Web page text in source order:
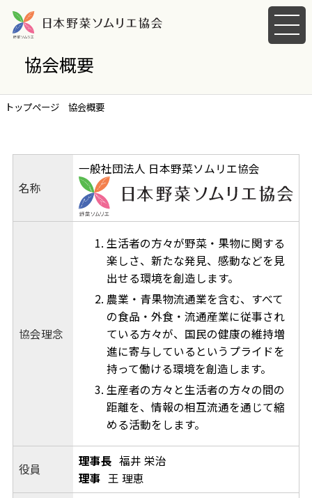
メ
ニ
協会概要
トップページ 協会概要
名称
一般社団法人 日本野菜ソムリエ協会
協会理念
生活者の方々が野菜・果物に関する
楽しさ、新たな発見、感動などを見
出せる環境を創造します。
農業・青果物流通業を含む、すべて
の食品・外食・流通産業に従事され
ている方々が、国民の健康の維持増
進に寄与しているというプライドを
持って働ける環境を創造します。
生産者の方々と生活者の方々の間の
距離を、情報の相互流通を通じて縮
める活動をします。
役員
理事長 福井 栄治
理事 王 理恵